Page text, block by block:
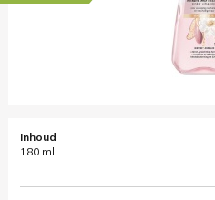
Inhoud
180 ml